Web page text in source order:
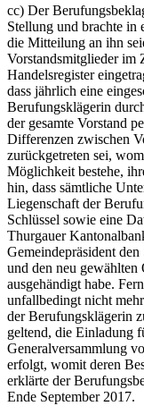
cc) Der
Stellung und brachte in
die Mitteilung an ihn
Vorstandsmitglieder
Handelsregister
dass jährlich eine
Berufungsklägerin
der gesamte Vorstand
Differenzen zwischen
zurückgetreten sei,
Möglichkeit bestehe,
hin, dass sämtliche
Liegenschaft der
Schlüssel sowie eine
Thurgauer
Gemeindepräsident
und den neu
ausgehändigt habe.
unfallbedingt nicht
der Berufungsklägerin
geltend, die Einladung
Generalversammlung
erfolgt, womit deren
erklärte der
Ende September 2017.